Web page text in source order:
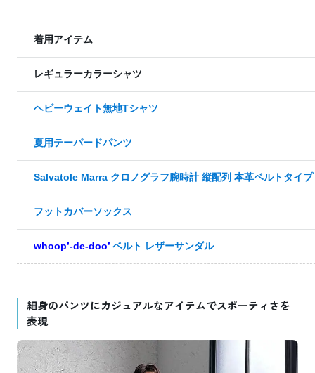
着用アイテム
レギュラーカラーシャツ
ヘビーウェイト無地Tシャツ
夏用テーパードパンツ
Salvatole Marra クロノグラフ腕時計 縦配列 本革ベルトタイプ
フットカバーソックス
whoop’-de-doo’ ベルト レザーサンダル
細身のパンツにカジュアルなアイテムでスポーティさを
表現